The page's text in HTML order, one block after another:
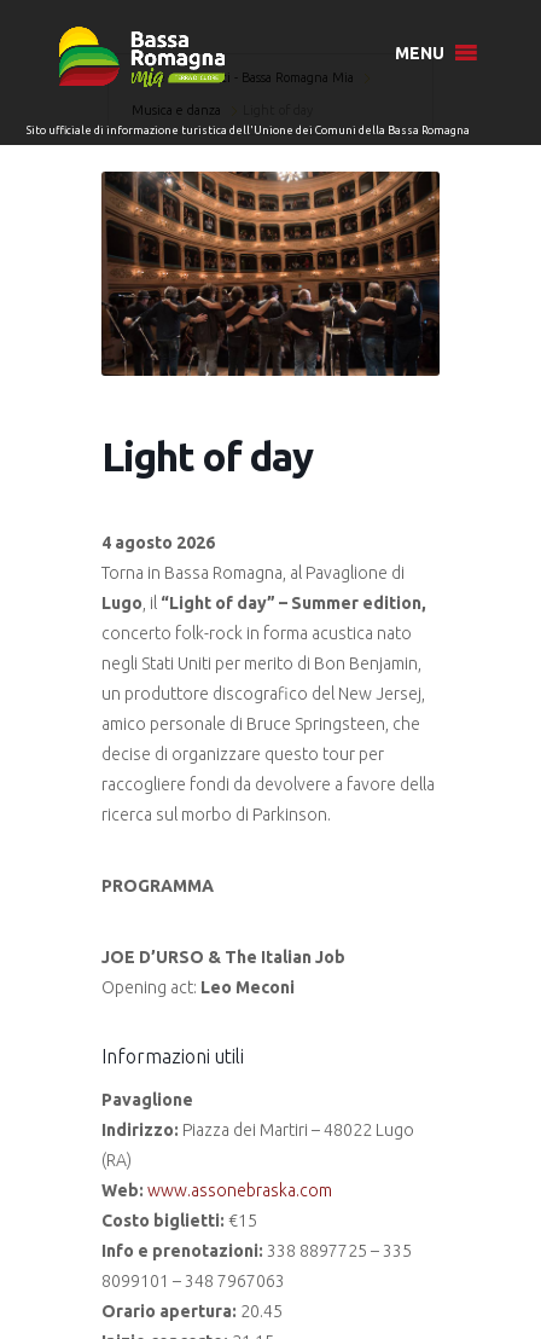
MENU
Home Eventi - Bassa Romagna Mia
Musica e danza
Light of day
4 agosto 2026
Torna in Bassa Romagna, al Pavaglione di
Lugo, il “Light of day” – Summer edition,
concerto folk-rock in forma acustica nato
negli Stati Uniti per merito di Bon Benjamin,
un produttore discografico del New Jersej,
amico personale di Bruce Springsteen, che
decise di organizzare questo tour per
raccogliere fondi da devolvere a favore della
ricerca sul morbo di Parkinson.
PROGRAMMA
JOE D’URSO & The Italian Job
Opening act: Leo Meconi
Informazioni utili
Pavaglione
Indirizzo: Piazza dei Martiri – 48022 Lugo
(RA)
Web: www.assonebraska.com
Costo biglietti: €15
Info e prenotazioni: 338 8897725 – 335
8099101 – 348 7967063
Orario apertura: 20.45